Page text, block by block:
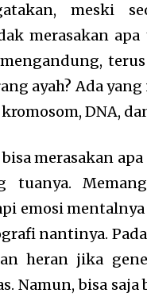
meski
merasakan apa
ayah? Ada
DNA,
merasakan
tuanya.
emosi
nantinya.
heran jika
Namun, bisa saja